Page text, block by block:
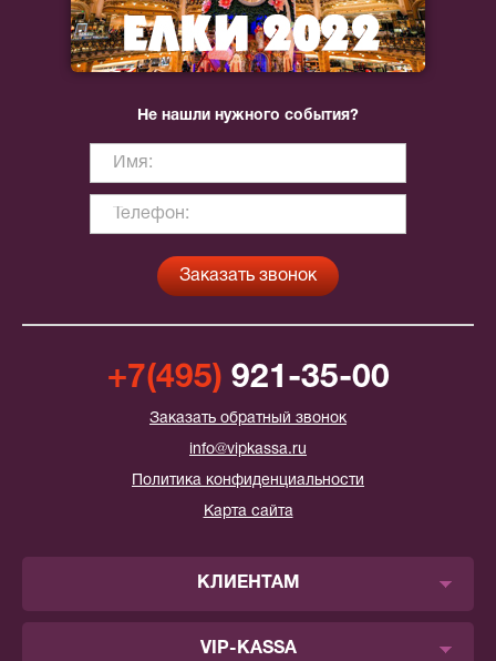
Не нашли нужного события?
+7(495) 921-35-00
Заказать обратный звонок
info@vipkassa.ru
Политика конфиденциальности
Карта сайта
КЛИЕНТАМ
VIP-KASSA